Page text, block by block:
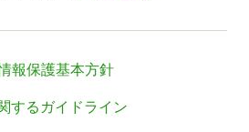
報保護基本方針
するガイドライン